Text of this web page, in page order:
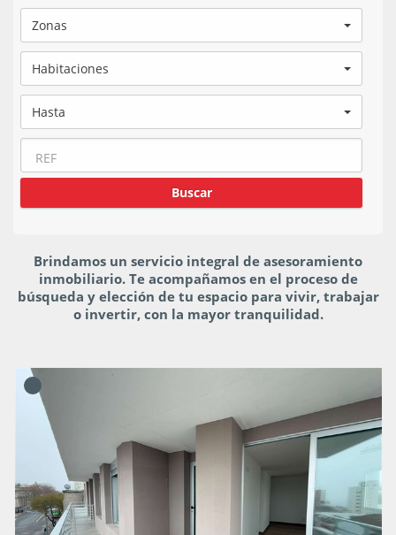
Zonas
Habitaciones
Hasta
Brindamos un servicio integral de asesoramiento
inmobiliario. Te acompañamos en el proceso de
búsqueda y elección de tu espacio para vivir, trabajar
o invertir, con la mayor tranquilidad.